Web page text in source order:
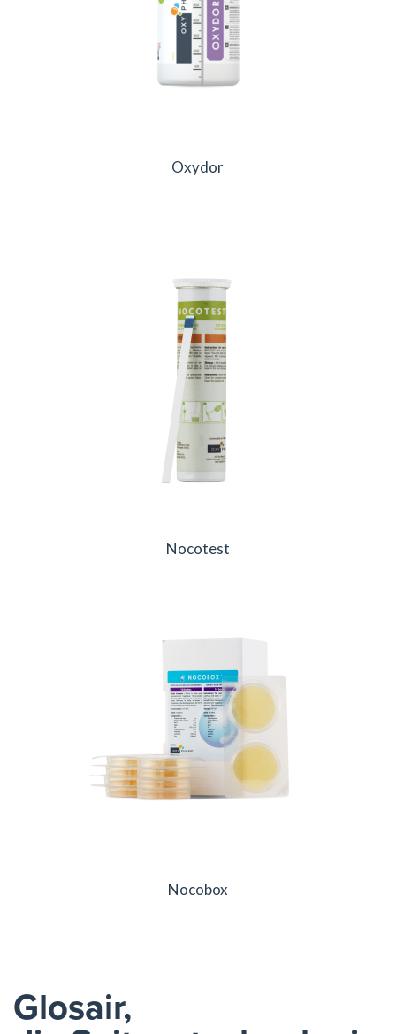
Oxydor
Nocotest
Nocobox
Glosair,